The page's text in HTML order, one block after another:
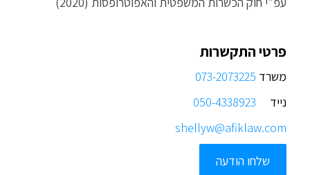
פרטי התקשרות
משרד
נייד
shellyw@afiklaw.com
שלחו הודעה